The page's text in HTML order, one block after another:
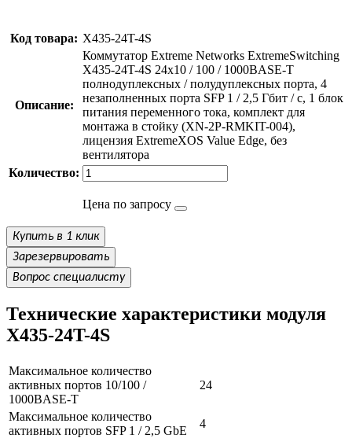
Код товара: X435-24T-4S
Описание:
Коммутатор Extreme Networks ExtremeSwitching
X435-24T-4S 24x10 / 100 / 1000BASE-T
полнодуплексных / полудуплексных порта, 4
незаполненных порта SFP 1 / 2,5 Гбит / с, 1 блок
питания переменного тока, комплект для
монтажа в стойку (XN-2P-RMKIT-004),
лицензия ExtremeXOS Value Edge, без
вентилятора
Количество:
Цена по запросу
Купить в 1 клик
Зарезервировать
Вопрос специалисту
Технические характеристики модуля
X435-24T-4S
Максимальное количество
активных портов 10/100 /
1000BASE-T
24
Максимальное количество
активных портов SFP 1 / 2,5 GbE
4